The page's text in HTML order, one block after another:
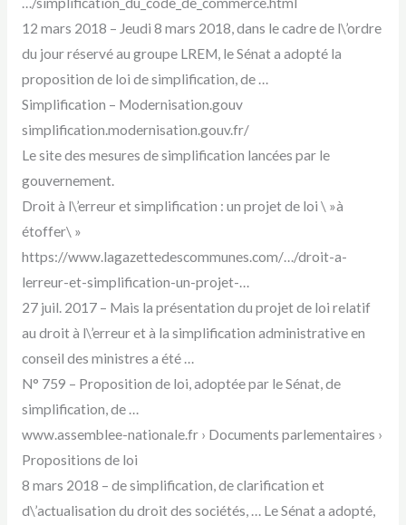
12 mars 2018 – Jeudi 8 mars 2018, dans le cadre de l\’ordre
du jour réservé au groupe LREM, le Sénat a adopté la
proposition de loi de simplification, de …
Simplification – Modernisation.gouv
simplification.modernisation.gouv.fr/
Le site des mesures de simplification lancées par le
gouvernement.
Droit à l\’erreur et simplification : un projet de loi \ »à
étoffer\ »
https://www.lagazettedescommunes.com/…/droit-a-
lerreur-et-simplification-un-projet-…
27 juil. 2017 – Mais la présentation du projet de loi relatif
au droit à l\’erreur et à la simplification administrative en
conseil des ministres a été …
N° 759 – Proposition de loi, adoptée par le Sénat, de
simplification, de …
www.assemblee-nationale.fr › Documents parlementaires ›
Propositions de loi
8 mars 2018 – de simplification, de clarification et
d\’actualisation du droit des sociétés, … Le Sénat a adopté,